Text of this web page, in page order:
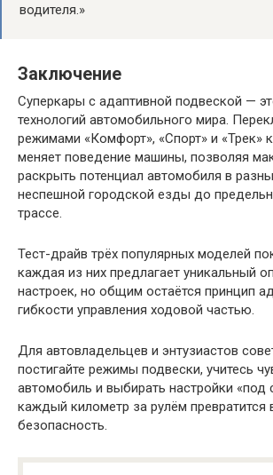
водителя.»
Заключение
Суперкары с адаптивной подвеской —
технологий автомобильного мира.
режимами «Комфорт», «Спорт» и «Трек»
меняет поведение машины, позволяя
раскрыть потенциал автомобиля в
неспешной городской езды до
трассе.
Тест-драйв трёх популярных моделей
каждая из них предлагает уникальный
настроек, но общим остаётся принцип
гибкости управления ходовой частью.
Для автовладельцев и энтузиастов
постигайте режимы подвески, учитесь
автомобиль и выбирать настройки «под
каждый километр за рулём превратится
безопасность.